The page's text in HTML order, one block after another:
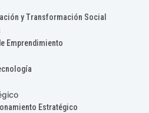
y Transformación Social
Emprendimiento
Estratégico